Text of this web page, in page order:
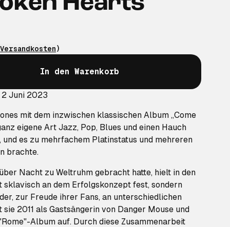
Versandkosten)
In den Warenkorb
Juni 2023
mit dem inzwischen klassischen Album „Come
eigene Art Jazz, Pop, Blues und einen Hauch
es zu mehrfachem Platinstatus und mehreren
brachte.
Nacht zu Weltruhm gebracht hatte, hielt in den
sklavisch an dem Erfolgskonzept fest, sondern
zur Freude ihrer Fans, an unterschiedlichen
sie 2011 als Gastsängerin von Danger Mouse und
Album auf. Durch diese Zusammenarbeit